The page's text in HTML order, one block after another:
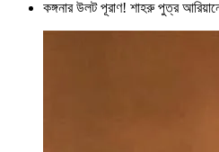
কঙ্গনার উলট পূরাণ! শাহরু পুত্র